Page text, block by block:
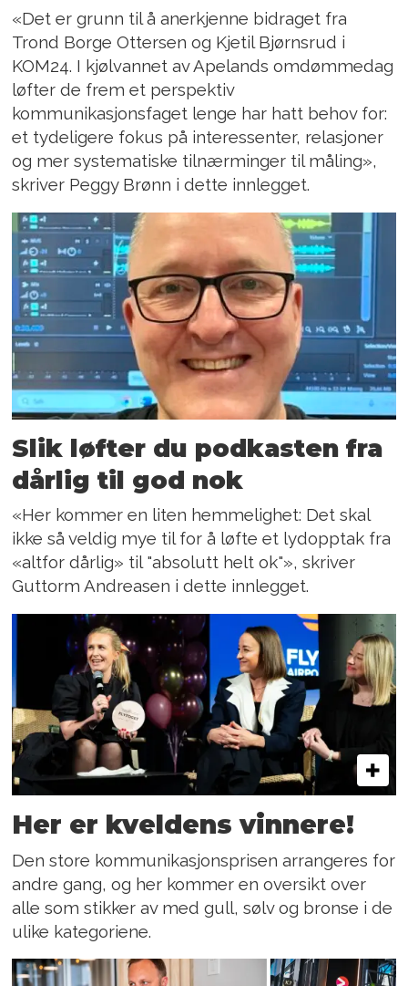
«Det er grunn til å anerkjenne bidraget fra
Trond Borge Ottersen og Kjetil Bjørnsrud i
KOM24. I kjølvannet av Apelands omdømmedag
løfter de frem et perspektiv
kommunikasjonsfaget lenge har hatt behov for:
et tydeligere fokus på interessenter, relasjoner
og mer systematiske tilnærminger til måling»,
skriver Peggy Brønn i dette innlegget.
Slik løfter du podkasten fra
dårlig til god nok
«Her kommer en liten hemmelighet: Det skal
ikke så veldig mye til for å løfte et lydopptak fra
«altfor dårlig» til "absolutt helt ok"», skriver
Guttorm Andreasen i dette innlegget.
Her er kveldens vinnere!
Den store kommunikasjonsprisen arrangeres for
andre gang, og her kommer en oversikt over
alle som stikker av med gull, sølv og bronse i de
ulike kategoriene.